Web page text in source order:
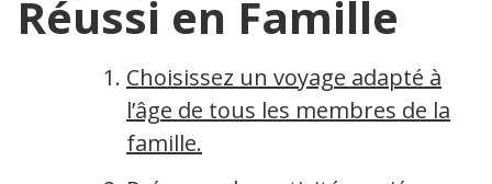
Réussi en Famille
Choisissez un voyage adapté à
l’âge de tous les membres de la
famille.